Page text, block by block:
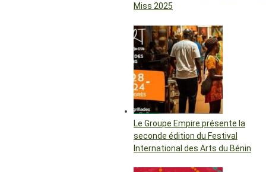
Miss 2025
Le Groupe Empire présente la
seconde édition du Festival
International des Arts du Bénin